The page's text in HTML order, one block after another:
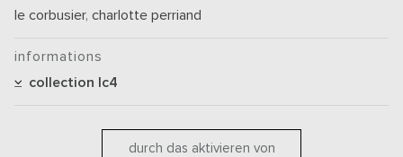
le corbusier,charlotte perriand
informations
collection lc4
durch das aktivieren von